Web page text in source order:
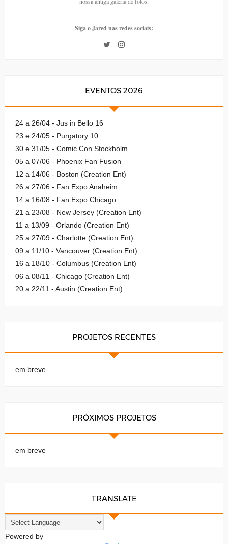
Siga o Jared nas redes sociais:
EVENTOS 2026
24 a 26/04 - Jus in Bello 16
23 e 24/05 - Purgatory 10
30 e 31/05 - Comic Con Stockholm
05 a 07/06 - Phoenix Fan Fusion
12 a 14/06 - Boston (Creation Ent)
26 a 27/06 - Fan Expo Anaheim
14 a 16/08 - Fan Expo Chicago
21 a 23/08 - New Jersey (Creation Ent)
11 a 13/09 - Orlando (Creation Ent)
25 a 27/09 - Charlotte (Creation Ent)
09 a 11/10 - Vancouver (Creation Ent)
16 a 18/10 - Columbus (Creation Ent)
06 a 08/11 - Chicago (Creation Ent)
20 a 22/11 - Austin (Creation Ent)
PROJETOS RECENTES
em breve
PRÓXIMOS PROJETOS
em breve
TRANSLATE
Powered by